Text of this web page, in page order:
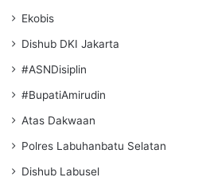
Ekobis
Dishub DKI Jakarta
#ASNDisiplin
#BupatiAmirudin
Atas Dakwaan
Polres Labuhanbatu Selatan
Dishub Labusel